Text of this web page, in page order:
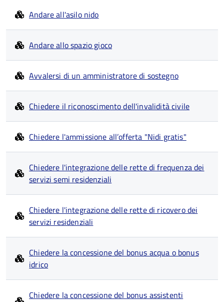
Andare all'asilo nido
Andare allo spazio gioco
Avvalersi di un amministratore di sostegno
Chiedere il riconoscimento dell'invalidità civile
Chiedere l'ammissione all’offerta "Nidi gratis"
Chiedere l'integrazione delle rette di frequenza dei
servizi semi residenziali
Chiedere l'integrazione delle rette di ricovero dei
servizi residenziali
Chiedere la concessione del bonus acqua o bonus
idrico
Chiedere la concessione del bonus assistenti